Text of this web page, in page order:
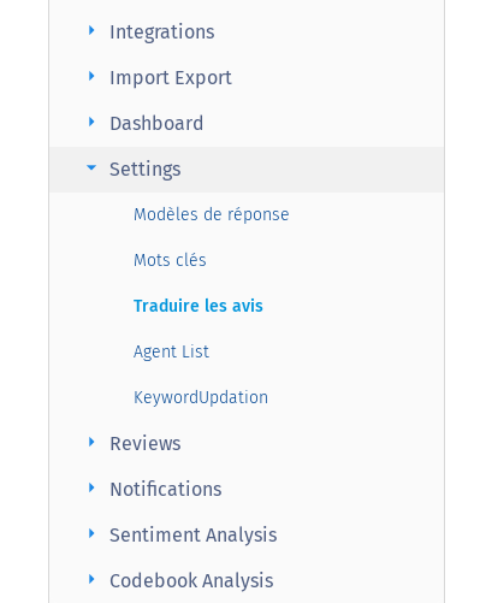
Integrations
arrow_right
Import Export
arrow_right
Dashboard
arrow_right
Settings
arrow_right
Modèles de réponse
Mots clés
Traduire les avis
Agent List
KeywordUpdation
Reviews
arrow_right
Notifications
arrow_right
Sentiment Analysis
arrow_right
Codebook Analysis
arrow_right